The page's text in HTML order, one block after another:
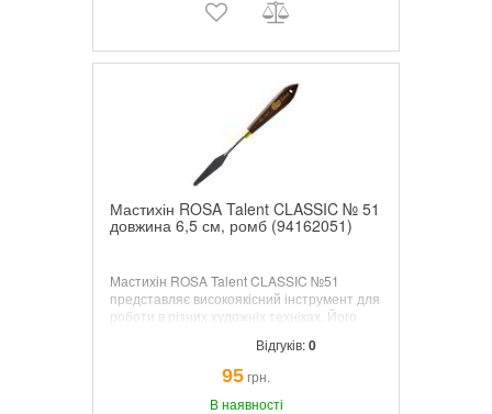
Мастихін ROSA Talent CLASSIC № 51
довжина 6,5 см, ромб (94162051)
Мастихін ROSA Talent CLASSIC №51
представляє високоякісний інструмент для
роботи в різних художніх техніках. Його
форма дозволяють виконувати як
делікатні, так і широкі мазки, створюючи
виразні ефекти на полотні.
Відгуків:0
95грн.
В наявності